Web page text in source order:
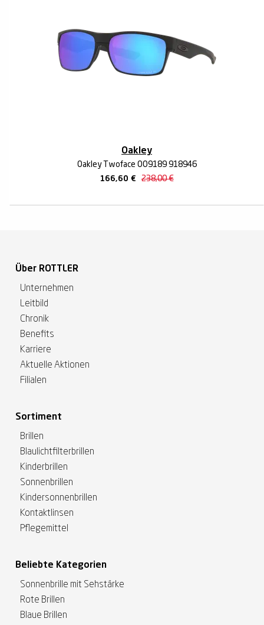
Oakley
Oakley Twoface OO9189 918946
166,60€ 238,00€
Über ROTTLER
Unternehmen
Leitbild
Chronik
Benefits
Karriere
Aktuelle Aktionen
Filialen
Sortiment
Brillen
Blaulichtfilterbrillen
Kinderbrillen
Sonnenbrillen
Kindersonnenbrillen
Kontaktlinsen
Pflegemittel
Beliebte Kategorien
Sonnenbrille mit Sehstärke
Rote Brillen
Blaue Brillen